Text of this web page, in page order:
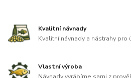
Kvalitní návnady
Kvalitní návnady a nástrahy pro
Vlastní výroba